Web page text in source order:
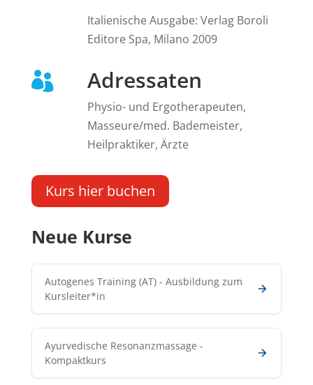
Italienische Ausgabe: Verlag Boroli
Editore Spa, Milano 2009
 Adressaten
Physio- und Ergotherapeuten,
Masseure/med. Bademeister,
Heilpraktiker, Ärzte
Kurs hier buchen
Neue Kurse
Autogenes Training (AT) - Ausbildung zum
Kursleiter*in
Ayurvedische Resonanzmassage -
Kompaktkurs